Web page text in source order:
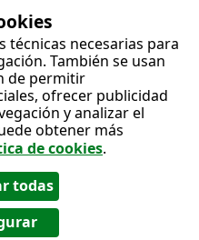
técnicas necesarias para
También se usan
de permitir
ofrecer publicidad
y analizar el
obtener más
de cookies.